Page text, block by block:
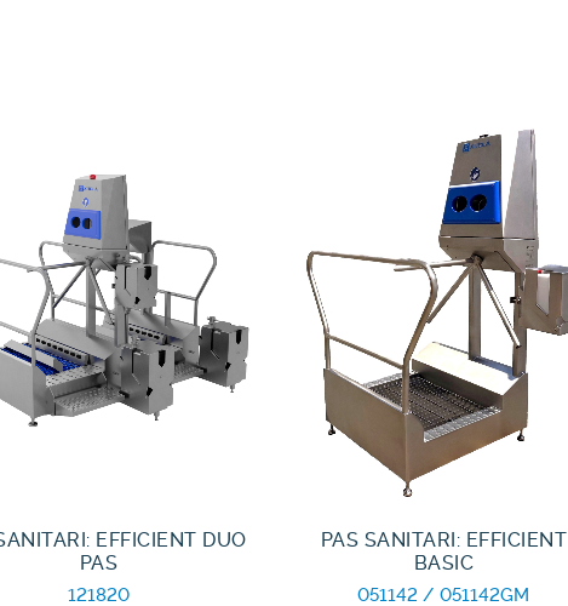
EFFICIENT DUO
PAS
121820
PAS SANITARI: EFFICIENT
BASIC
051142 / 051142GM